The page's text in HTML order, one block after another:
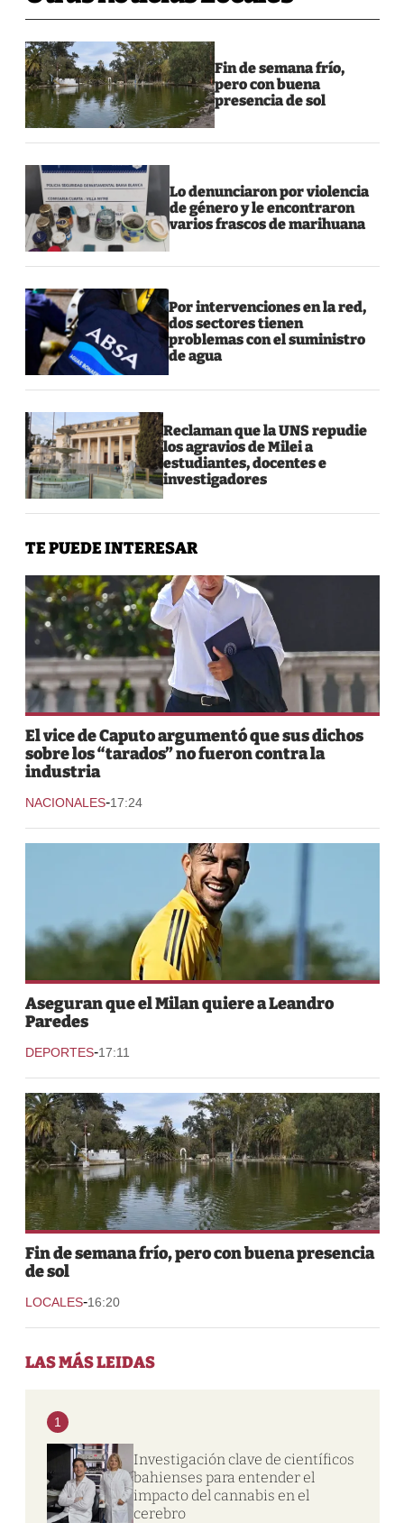
Fin de semana frío,
pero con buena
presencia de sol
Lo denunciaron por violencia
de género y le encontraron
varios frascos de marihuana
Por intervenciones en la red,
dos sectores tienen
problemas con el suministro
de agua
Reclaman que la UNS repudie
los agravios de Milei a
estudiantes, docentes e
investigadores
TE PUEDE INTERESAR
El vice de Caputo argumentó que sus dichos
sobre los “tarados” no fueron contra la
industria
NACIONALES-17:24
Aseguran que el Milan quiere a Leandro
Paredes
DEPORTES-17:11
Fin de semana frío, pero con buena presencia
de sol
LOCALES-16:20
LAS MÁS LEIDAS
1
Investigación clave de científicos
bahienses para entender el
impacto del cannabis en el
cerebro